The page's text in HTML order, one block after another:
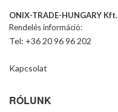
ONIX-TRADE-HUNGARY Kft.
Rendelés információ:
Tel: +36 20 96 96 202
Kapcsolat
RÓLUNK